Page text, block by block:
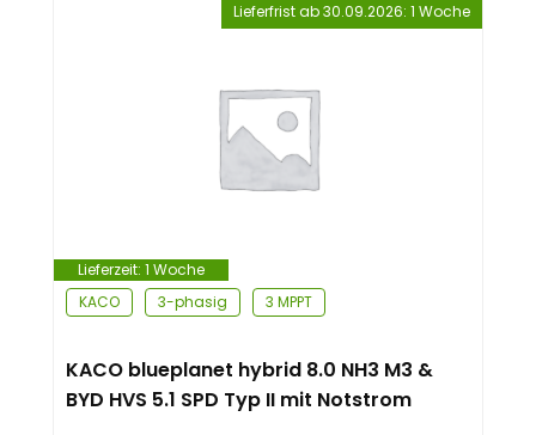
Lieferzeit: 1 Woche
Lieferfrist ab 30.09.2026: 1 Woche
KACO 3-phasig 3 MPPT
KACO blueplanet hybrid 8.0 NH3 M3 &
BYD HVS 5.1 SPD Typ II mit Notstrom